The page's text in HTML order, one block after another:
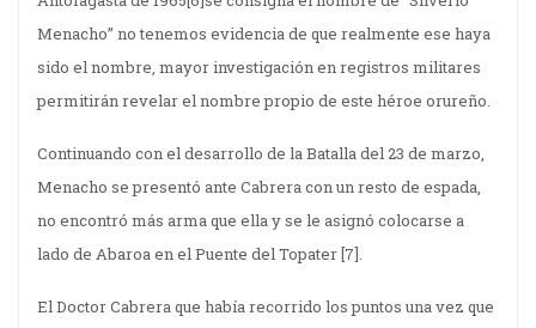
Menacho” no tenemos evidencia de que realmente ese haya
sido el nombre, mayor investigación en registros militares
permitirán revelar el nombre propio de este héroe orureño.
Continuando con el desarrollo de la Batalla del 23 de marzo,
Menacho se presentó ante Cabrera con un resto de espada,
no encontró más arma que ella y se le asignó colocarse a
lado de Abaroa en el Puente del Topater [7].
El Doctor Cabrera que había recorrido los puntos una vez que